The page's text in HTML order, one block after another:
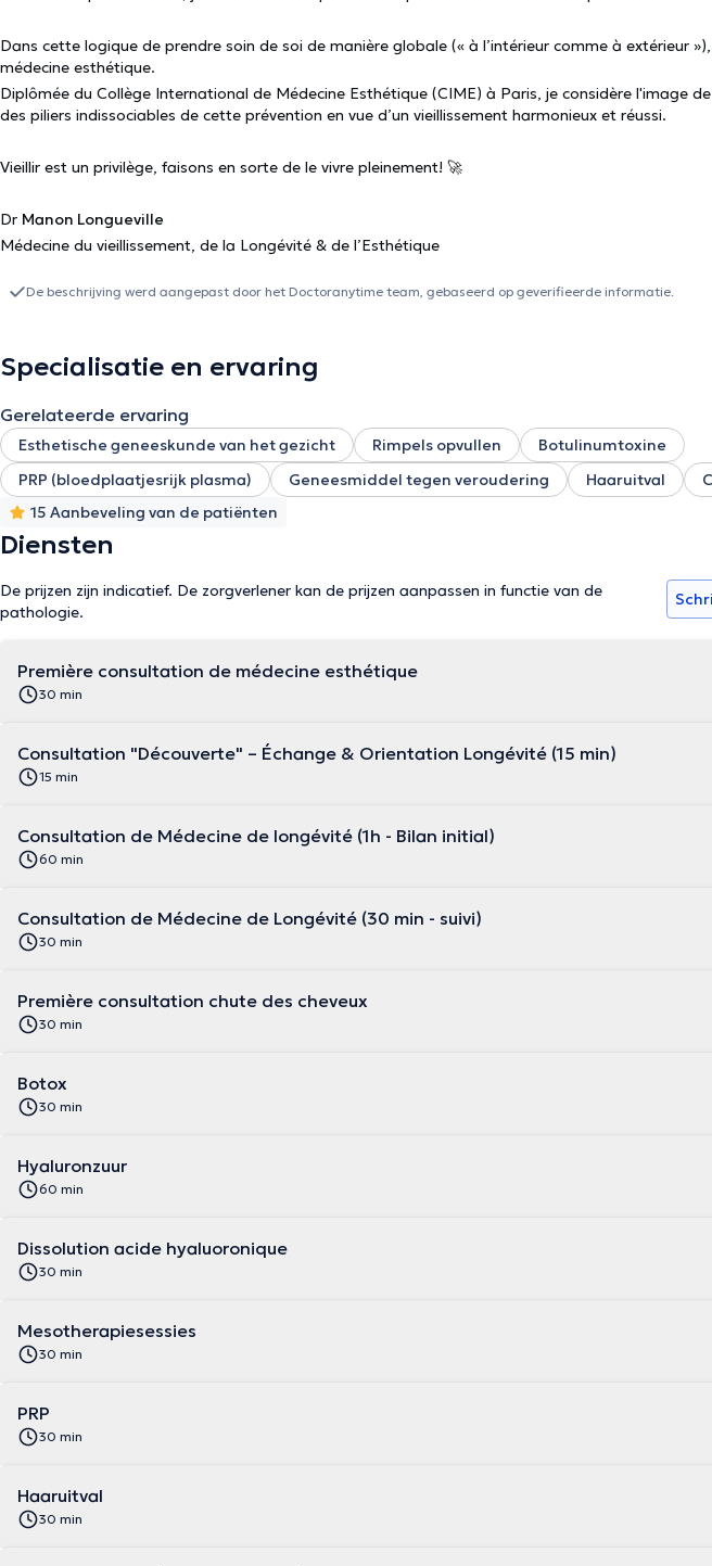
Dans cette logique de prendre soin de soi de manière globale (« à l’intérieur comme à extérieur
médecine esthétique.
Diplômée du Collège International de Médecine Esthétique (CIME) à Paris, je considère l'image de soi et la confiance comme
des piliers indissociables de cette prévention en vue d’un vieillissement harmonieux et réussi.
Vieillir est un privilège, faisons en sorte de le vivre pleinement! 🚀
Dr Manon Longueville
Médecine du vieillissement, de la Longévité & de l’Esthétique
De beschrijving werd aangepast door het Doctoranytime team, gebaseerd op geverifieerde informatie.
Specialisatie en ervaring
Gerelateerde ervaring
Esthetische geneeskunde van het gezicht Rimpels opvullen
Botulinumtoxine
PRP (bloedplaatjesrijk plasma)
Geneesmiddel tegen veroudering Haaruitval
15 Aanbeveling van de patiënten
Diensten
De prijzen zijn indicatief. De zorgverlener kan de prijzen aanpassen in functie van de
pathologie.
Première consultation de médecine esthétique
30 min
Consultation "Découverte" – Échange & Orientation Longévité (15 min)
15 min
Consultation de Médecine de longévité (1h - Bilan initial)
60 min
Consultation de Médecine de Longévité (30 min - suivi)
30 min
Première consultation chute des cheveux
30 min
Botox
30 min
Hyaluronzuur
60 min
Dissolution acide hyaluoronique
30 min
Mesotherapiesessies
30 min
PRP
30 min
Haaruitval
30 min